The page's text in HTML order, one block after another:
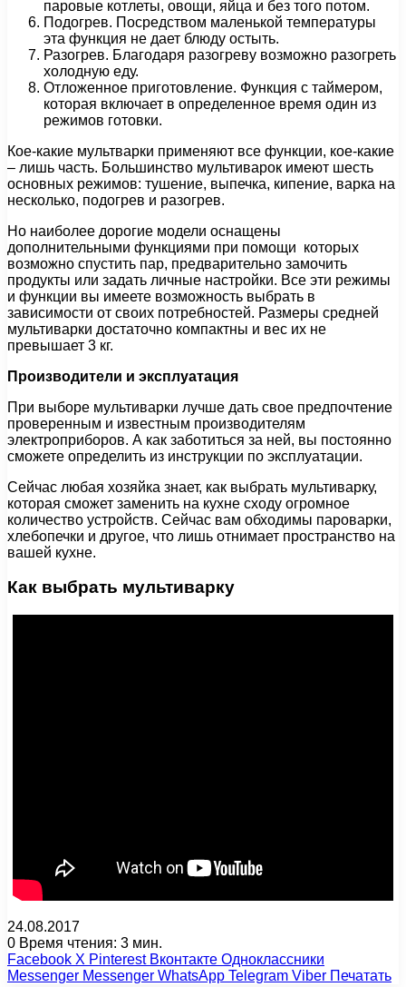
паровые котлеты, овощи, яйца и без того потом.
Подогрев. Посредством маленькой температуры
эта функция не дает блюду остыть.
Разогрев. Благодаря разогреву возможно разогреть
холодную еду.
Отложенное приготовление. Функция с таймером,
которая включает в определенное время один из
режимов готовки.
Кое-какие мультварки применяют все функции, кое-какие
– лишь часть. Большинство мультиварок имеют шесть
основных режимов: тушение, выпечка, кипение, варка на
несколько, подогрев и разогрев.
Но наиболее дорогие модели оснащены
дополнительными функциями при помощи которых
возможно спустить пар, предварительно замочить
продукты или задать личные настройки. Все эти режимы
и функции вы имеете возможность выбрать в
зависимости от своих потребностей. Размеры средней
мультиварки достаточно компактны и вес их не
превышает 3 кг.
Производители и эксплуатация
При выборе мультиварки лучше дать свое предпочтение
проверенным и известным производителям
электроприборов. А как заботиться за ней, вы постоянно
сможете определить из инструкции по эксплуатации.
Сейчас любая хозяйка знает, как выбрать мультиварку,
которая сможет заменить на кухне сходу огромное
количество устройств. Сейчас вам обходимы пароварки,
хлебопечки и другое, что лишь отнимает пространство на
вашей кухне.
Как выбрать мультиварку
24.08.2017
0 Время чтения: 3 мин.
Facebook X Pinterest Вконтакте Одноклассники
Messenger Messenger WhatsApp Telegram Viber Печатать